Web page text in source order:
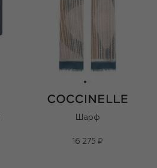
Шарф
16 275 ₽